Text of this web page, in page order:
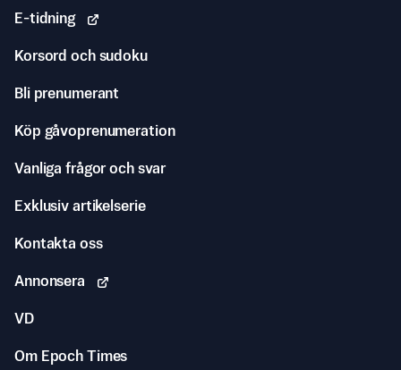
E-tidning
Korsord och sudoku
Bli prenumerant
Köp gåvoprenumeration
Vanliga frågor och svar
Exklusiv artikelserie
Kontakta oss
Annonsera
VD
Om Epoch Times